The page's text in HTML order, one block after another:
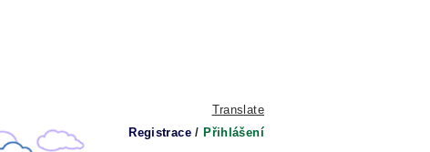
Translate
Registrace / Přihlášení